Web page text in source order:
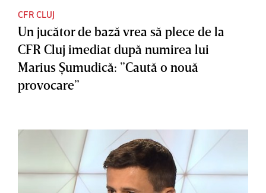
CFR CLUJ
Un jucător de bază vrea să plece de la
CFR Cluj imediat după numirea lui
Marius Şumudică: ”Caută o nouă
provocare”